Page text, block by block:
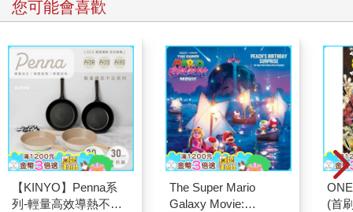
我怎麼沒早點這樣做呢？可惡……
嗎？」
「不知道這樣說出來好不好，但可能是聯邦那邊……」
這答案應該夠明顯了吧。
「你的意思是……」
「對，我正在考慮加入蓋爾漢大人和賈米拉大人所在的聯邦。雖
然還在商討要加入哪個公會或戰隊，但地區應該會是聯邦。據說
在那裡能眺望美麗的海景，是個景致一絕的地方。」
他的表情變得有些微妙，那副「我就知道」的表情還真是有趣。
您可能會喜歡
【KINYO】Penna系
列-輕量高效導熱不沾
The Super Mario
Galaxy Movie:
(首